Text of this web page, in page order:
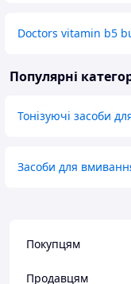
Doctors vitamin b5
Популярні
Тонізуючі засоби
Засоби для
Покупцям
Продавцям